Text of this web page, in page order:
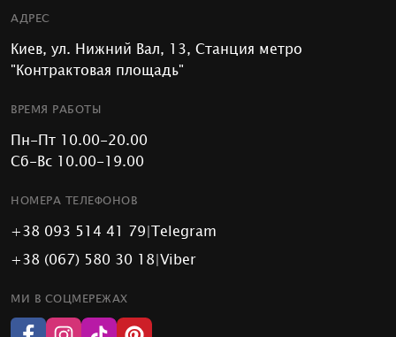
АДРЕС
Киев, ул. Нижний Вал, 13, Станция метро
"Контрактовая площадь"
ВРЕМЯ РАБОТЫ
Пн-Пт 10.00-20.00
Сб-Вс 10.00-19.00
НОМЕРА ТЕЛЕФОНОВ
+38 093 514 41 79|Telegram
+38 (067) 580 30 18|Viber
МИ В СОЦМЕРЕЖАХ